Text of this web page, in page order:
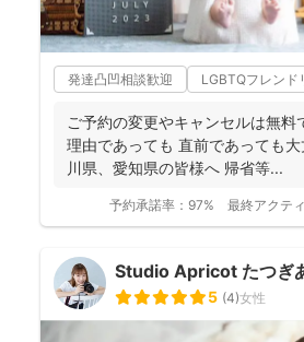
発達凸凹相談歓迎 LGBTQフレンド
ご予約の変更やキャンセルは無料
理由であっても 直前であっても大
川県、愛知県の皆様へ 帰省等...
予約承諾率： 97% 最終アクテ
Studio Apricot たつぎ
5 (4)女性